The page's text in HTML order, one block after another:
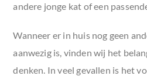
andere jonge kat of een
Wanneer er in huis nog geen
aanwezig is, vinden wij het
denken. In veel gevallen is het